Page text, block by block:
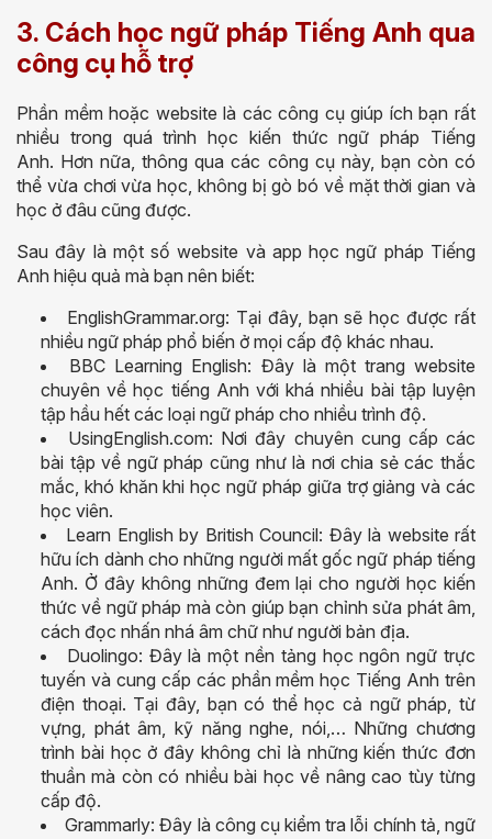
3. Cách học ngữ pháp Tiếng Anh qua
công cụ hỗ trợ
Phần mềm hoặc website là các công cụ giúp ích bạn rất
nhiều trong quá trình học kiến thức ngữ pháp Tiếng
Anh. Hơn nữa, thông qua các công cụ này, bạn còn có
thể vừa chơi vừa học, không bị gò bó về mặt thời gian và
học ở đâu cũng được.
Sau đây là một số website và app học ngữ pháp Tiếng
Anh hiệu quả mà bạn nên biết:
EnglishGrammar.org: Tại đây, bạn sẽ học được rất
nhiều ngữ pháp phổ biến ở mọi cấp độ khác nhau.
BBC Learning English: Đây là một trang website
chuyên về học tiếng Anh với khá nhiều bài tập luyện
tập hầu hết các loại ngữ pháp cho nhiều trình độ.
UsingEnglish.com: Nơi đây chuyên cung cấp các
bài tập về ngữ pháp cũng như là nơi chia sẻ các thắc
mắc, khó khăn khi học ngữ pháp giữa trợ giảng và các
học viên.
Learn English by British Council: Đây là website rất
hữu ích dành cho những người mất gốc ngữ pháp tiếng
Anh. Ở đây không những đem lại cho người học kiến
thức về ngữ pháp mà còn giúp bạn chỉnh sửa phát âm,
cách đọc nhấn nhá âm chữ như người bản địa.
Duolingo: Đây là một nền tảng học ngôn ngữ trực
tuyến và cung cấp các phần mềm học Tiếng Anh trên
điện thoại. Tại đây, bạn có thể học cả ngữ pháp, từ
vựng, phát âm, kỹ năng nghe, nói,… Những chương
trình bài học ở đây không chỉ là những kiến thức đơn
thuần mà còn có nhiều bài học về nâng cao tùy từng
cấp độ.
Grammarly: Đây là công cụ kiểm tra lỗi chính tả, ngữ